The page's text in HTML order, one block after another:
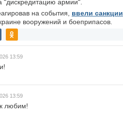
"дискредитацию армии".
на события, ввели санкции
вооружений и боеприпасов.
13:59
13:59
любим!